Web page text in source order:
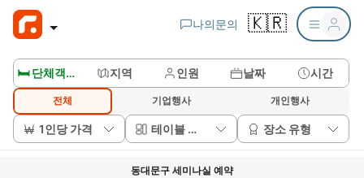
나의문의 🇰🇷
🛏️ 단체객실보기 지역 인원 날짜 시간
전체 기업행사 개인행사
1인당 가격 테이블 배치 장소 유형
동대문구 세미나실 예약